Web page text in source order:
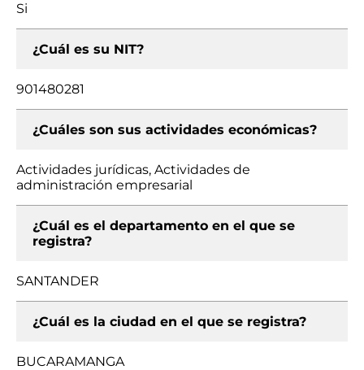
Si
¿Cuál es su NIT?
901480281
¿Cuáles son sus actividades económicas?
Actividades jurídicas, Actividades de
administración empresarial
¿Cuál es el departamento en el que se
registra?
SANTANDER
¿Cuál es la ciudad en el que se registra?
BUCARAMANGA